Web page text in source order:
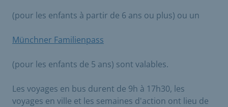
(pour les enfants à partir de 6 ans ou plus) ou un
Münchner Familienpass
(pour les enfants de 5 ans) sont valables.
Les voyages en bus durent de 9h à 17h30, les
voyages en ville et les semaines d'action ont lieu de